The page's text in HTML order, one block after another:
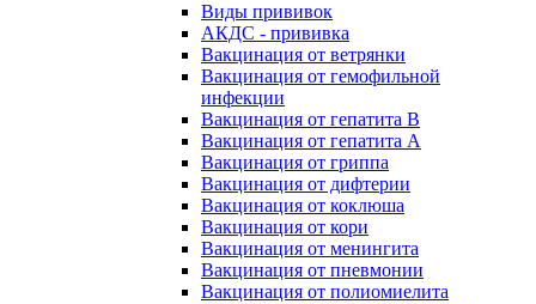
Виды прививок
АКДС - прививка
Вакцинация от ветрянки
Вакцинация от гемофильной
инфекции
Вакцинация от гепатита B
Вакцинация от гепатита А
Вакцинация от гриппа
Вакцинация от дифтерии
Вакцинация от коклюша
Вакцинация от кори
Вакцинация от менингита
Вакцинация от пневмонии
Вакцинация от полиомиелита